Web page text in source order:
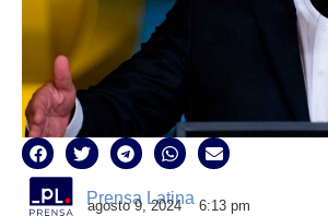
Prensa Latina
agosto 9, 2024 6:13 pm